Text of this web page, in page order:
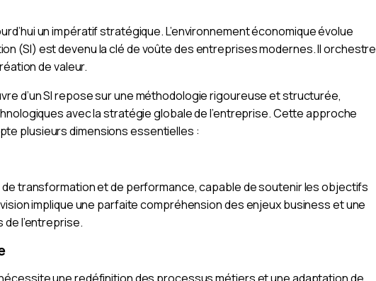
un impératif stratégique. L’environnement économique évolue
(SI) est devenu la clé de voûte des entreprises modernes. Il orchestre
de valeur.
d’un SI repose sur une méthodologie rigoureuse et structurée,
avec la stratégie globale de l’entreprise. Cette approche
plusieurs dimensions essentielles :
de transformation et de performance, capable de soutenir les objectifs
implique une parfaite compréhension des enjeux business et une
l’entreprise.